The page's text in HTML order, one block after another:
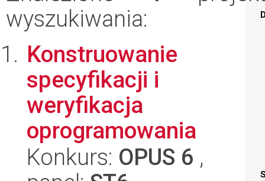
wyszukiwania:
Konstruowanie
specyfikacji i
weryfikacja
oprogramowania
Konkurs: OPUS 6 ,